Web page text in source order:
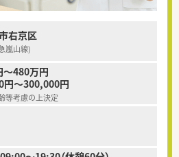
右京区
嵐山線)
480万円
円～300,000円
等考慮の上決定